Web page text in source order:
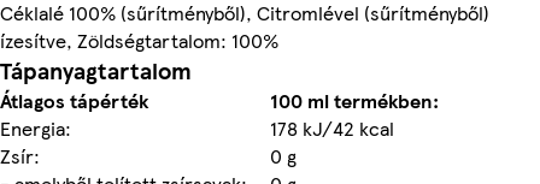
Céklalé 100% (sűrítményből), Citromlével (sűrítményből)
ízesítve, Zöldségtartalom: 100%
Tápanyagtartalom
Átlagos tápérték
100 ml termékben:
Energia:
178 kJ/42 kcal
Zsír:
0 g